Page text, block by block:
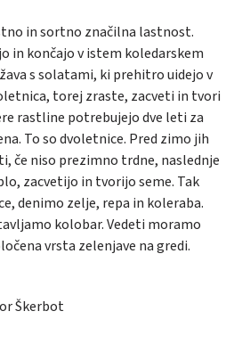
in sortno značilna lastnost.
in končajo v istem koledarskem
s solatami, ki prehitro uidejo v
torej zraste, zacveti in tvori
rastline potrebujejo dve leti za
To so dvoletnice. Pred zimo jih
če niso prezimno trdne, naslednje
zacvetijo in tvorijo seme. Tak
denimo zelje, repa in koleraba.
kolobar. Vedeti moramo
vrsta zelenjave na gredi.
Škerbot